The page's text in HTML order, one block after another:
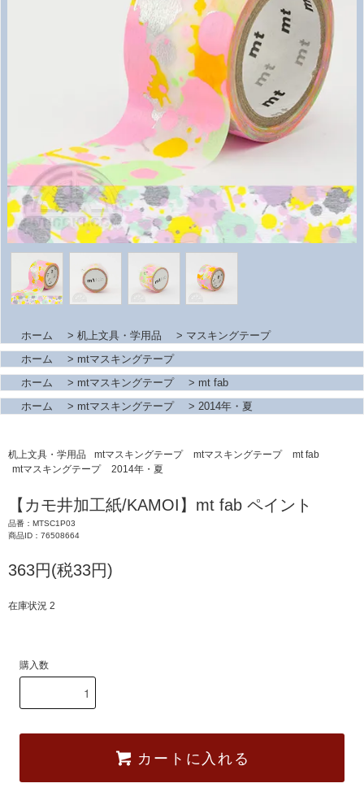
ホーム > 机上文具・学用品 > マスキングテープ
ホーム
> mtマスキングテープ
ホーム
> mtマスキングテープ > mt fab
ホーム
> mtマスキングテープ > 2014年・夏
机上文具・学用品 mtマスキングテープ mtマスキングテープ
mt fab
mtマスキングテープ
2014年・夏
【カモ井加工紙/KAMOI】mt fab ペイント
品番：MTSC1P03
商品ID：76508664
363円(税33円)
在庫状況 2
購入数
カートに入れる